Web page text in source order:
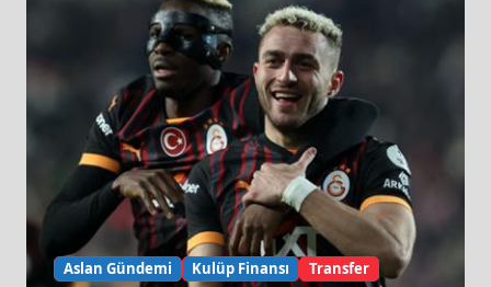
Aslan Gündemi Kulüp Finansı Transfer